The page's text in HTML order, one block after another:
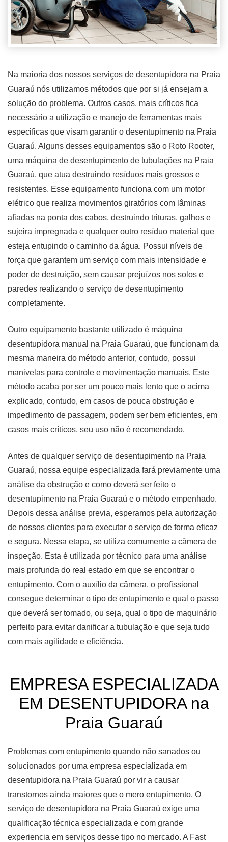
Na maioria dos nossos serviços de desentupidora na Praia
Guaraú nós utilizamos métodos que por si já ensejam a
solução do problema. Outros casos, mais críticos fica
necessário a utilização e manejo de ferramentas mais
especificas que visam garantir o desentupimento na Praia
Guaraú. Alguns desses equipamentos são o Roto Rooter,
uma máquina de desentupimento de tubulações na Praia
Guaraú, que atua destruindo resíduos mais grossos e
resistentes. Esse equipamento funciona com um motor
elétrico que realiza movimentos giratórios com lâminas
afiadas na ponta dos cabos, destruindo trituras, galhos e
sujeira impregnada e qualquer outro resíduo material que
esteja entupindo o caminho da água. Possui níveis de
força que garantem um serviço com mais intensidade e
poder de destruição, sem causar prejuízos nos solos e
paredes realizando o serviço de desentupimento
completamente.
Outro equipamento bastante utilizado é máquina
desentupidora manual na Praia Guaraú, que funcionam da
mesma maneira do método anterior, contudo, possui
manivelas para controle e movimentação manuais. Este
método acaba por ser um pouco mais lento que o acima
explicado, contudo, em casos de pouca obstrução e
impedimento de passagem, podem ser bem eficientes, em
casos mais críticos, seu uso não é recomendado.
Antes de qualquer serviço de desentupimento na Praia
Guaraú, nossa equipe especializada fará previamente uma
análise da obstrução e como deverá ser feito o
desentupimento na Praia Guaraú e o método empenhado.
Depois dessa análise previa, esperamos pela autorização
de nossos clientes para executar o serviço de forma eficaz
e segura. Nessa etapa, se utiliza comumente a câmera de
inspeção. Esta é utilizada por técnico para uma análise
mais profunda do real estado em que se encontrar o
entupimento. Com o auxílio da câmera, o profissional
consegue determinar o tipo de entupimento e qual o passo
que deverá ser tomado, ou seja, qual o tipo de maquinário
perfeito para evitar danificar a tubulação e que seja tudo
com mais agilidade e eficiência.
EMPRESA ESPECIALIZADA
EM DESENTUPIDORA na
Praia Guaraú
Problemas com entupimento quando não sanados ou
solucionados por uma empresa especializada em
desentupidora na Praia Guaraú por vir a causar
transtornos ainda maiores que o mero entupimento. O
serviço de desentupidora na Praia Guaraú exige uma
qualificação técnica especializada e com grande
experiencia em serviços desse tipo no mercado. A Fast